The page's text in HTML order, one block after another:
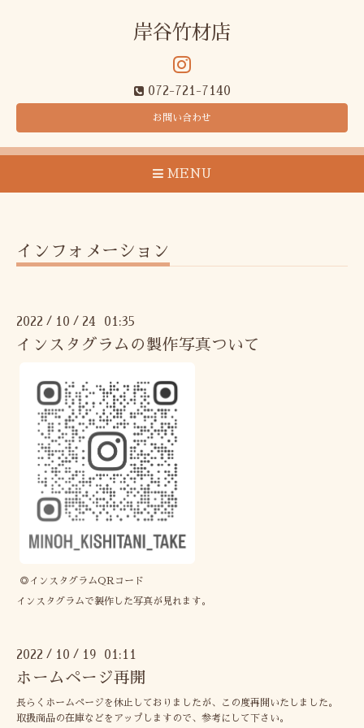
岸谷竹材店
072-721-7140
お問い合わせ
MENU
インフォメーション
2022 / 10 / 24 01:35
インスタグラムの製作写真ついて
◎インスタグラムQRコード
インスタグラムで製作した写真が見れます。
2022 / 10 / 19 01:11
ホームページ再開
長らくホームページを休止しておりましたが、この度再開いたしました。
取扱商品の在庫などをアップしますので、参考にして下さい。